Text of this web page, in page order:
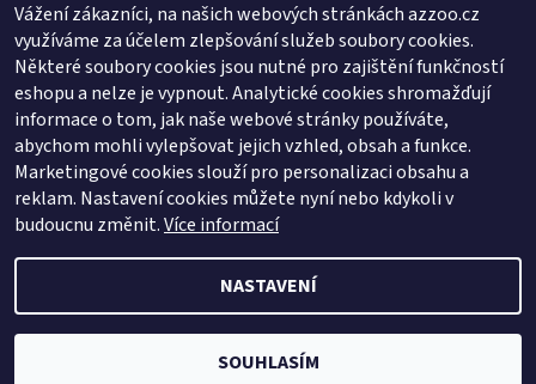
Buďte první, kdo napíše příspěvek k této položce.
Přidat komentář
Buďte první, kdo napíše příspěvek k této položce.
Přidat hodnocení
Zboží.cz | Heureka.cz
2026 © AZ ZOO, všechna práva vyhrazena
Vytvořil Shoptet
Vážení zákazníci, na našich webových stránkách azzoo.cz
využíváme za účelem zlepšování služeb soubory cookies.
Některé soubory cookies jsou nutné pro zajištění funkčností
eshopu a nelze je vypnout. Analytické cookies shromažďují
informace o tom, jak naše webové stránky používáte,
abychom mohli vylepšovat jejich vzhled, obsah a funkce.
Marketingové cookies slouží pro personalizaci obsahu a
reklam. Nastavení cookies můžete nyní nebo kdykoli v
budoucnu změnit.Více informací
NASTAVENÍ
SOUHLASÍM